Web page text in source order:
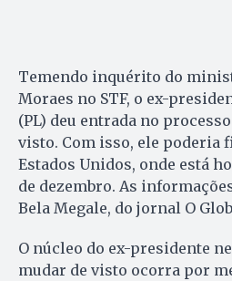
Temendo inquérito do
Moraes no STF, o ex-
(PL) deu entrada no
visto. Com isso, ele poderia
Estados Unidos, onde está
de dezembro. As
Bela Megale, do jornal O
O núcleo do ex-presidente
mudar de visto ocorra por